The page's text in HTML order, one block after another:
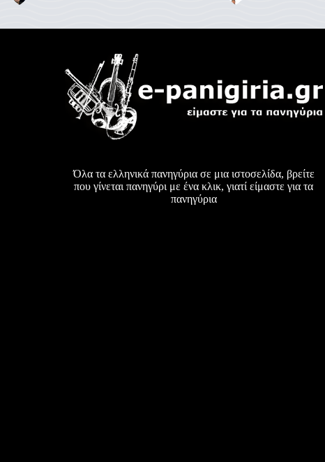
Όλα τα ελληνικά πανηγύρια σε μια ιστοσελίδα, βρείτε
που γίνεται πανηγύρι με ένα κλικ, γιατί είμαστε για τα
πανηγύρια